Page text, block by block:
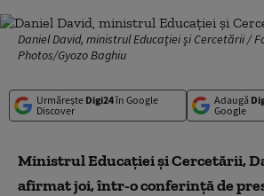
Daniel David, ministrul Educaţiei şi Cercetării /
Photos/Gyozo Baghiu
Urmărește Digi24în Google
Discover
Adaugă
Google
Ministrul Educaţiei şi Cercetării,
afirmat joi, într-o conferinţă de